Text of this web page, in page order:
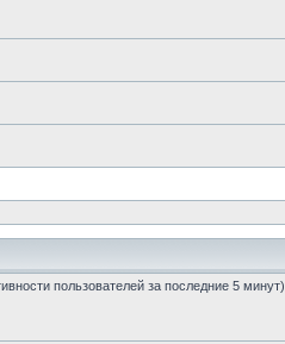
пользователей за последние 5 минут)